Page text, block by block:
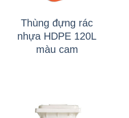
Thùng đựng rác
nhựa HDPE 120L
màu cam